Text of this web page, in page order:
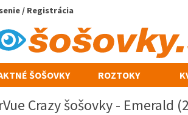
/ Registrácia
ŠOŠOVKY ROZTOKY
Crazy šošovky - Emerald